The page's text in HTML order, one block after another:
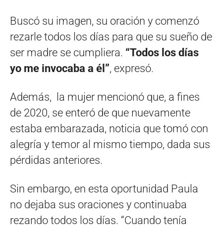
Buscó su imagen, su oración y comenzó
rezarle todos los días para que su sueño de
ser madre se cumpliera. “Todos los días
yo me invocaba a él”, expresó.
Además, la mujer mencionó que, a fines
de 2020, se enteró de que nuevamente
estaba embarazada, noticia que tomó con
alegría y temor al mismo tiempo, dada sus
pérdidas anteriores.
Sin embargo, en esta oportunidad Paula
no dejaba sus oraciones y continuaba
rezando todos los días. “Cuando tenía